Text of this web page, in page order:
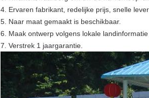
4. Ervaren fabrikant, redelijke prijs, snelle
5. Naar maat gemaakt is beschikbaar.
6. Maak ontwerp volgens lokale landinformatie
7. Verstrek 1 jaargarantie.